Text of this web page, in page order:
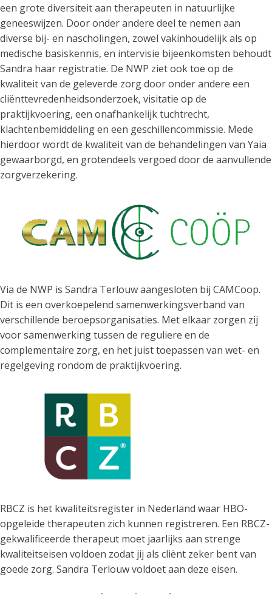
een grote diversiteit aan therapeuten in natuurlijke
geneeswijzen. Door onder andere deel te nemen aan
diverse bij- en nascholingen, zowel vakinhoudelijk als op
medische basiskennis, en intervisie bijeenkomsten behoudt
Sandra haar registratie. De NWP ziet ook toe op de
kwaliteit van de geleverde zorg door onder andere een
cliënttevredenheidsonderzoek, visitatie op de
praktijkvoering, een onafhankelijk tuchtrecht,
klachtenbemiddeling en een geschillencommissie. Mede
hierdoor wordt de kwaliteit van de behandelingen van Yaia
gewaarborgd, en grotendeels vergoed door de aanvullende
zorgverzekering.
Via de NWP is Sandra Terlouw aangesloten bij CAMCoop.
Dit is een overkoepelend samenwerkingsverband van
verschillende beroepsorganisaties. Met elkaar zorgen zij
voor samenwerking tussen de reguliere en de
complementaire zorg, en het juist toepassen van wet- en
regelgeving rondom de praktijkvoering.
RBCZ is het kwaliteitsregister in Nederland waar HBO-
opgeleide therapeuten zich kunnen registreren. Een RBCZ-
gekwalificeerde therapeut moet jaarlijks aan strenge
kwaliteitseisen voldoen zodat jij als cliënt zeker bent van
goede zorg. Sandra Terlouw voldoet aan deze eisen.